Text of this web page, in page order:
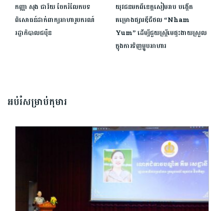
កញ្ញា សុង ជាវ័យ ចែករំលែកបទ
ពិសោធន៍ដាក់ពាក្យអាហារូបករណ៍
រដ្ឋាភិបាលជប៉ុន
យុវជន​មក​ពីខេត្តសៀមរាប បង្កើត
គម្រោងផ្សារឌីជីថល “Nham
Yum” ដើម្បីជួយស្រ្តីមេផ្ទះងាយស្រួល​
ក្នុងការ​ទិញម្ហូបអាហារ
អប់រំសម្រាប់កុមារ